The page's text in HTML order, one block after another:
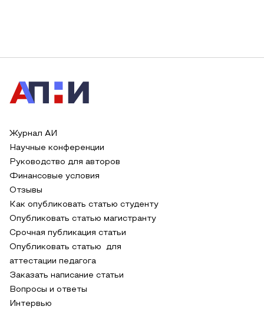
Журнал АИ
Научные конференции
Руководство для авторов
Финансовые условия
Отзывы
Как опубликовать статью студенту
Опубликовать статью магистранту
Срочная публикация статьи
Опубликовать статью для
аттестации педагога
Заказать написание статьи
Вопросы и ответы
Интервью